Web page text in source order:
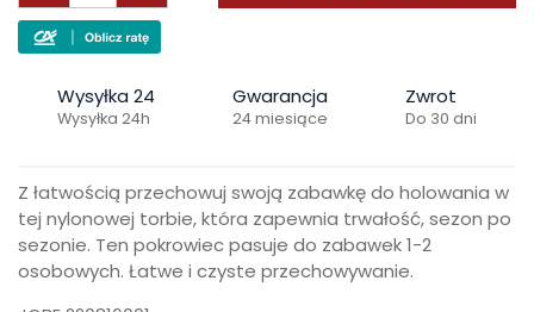
Wysyłka 24
Wysyłka 24h
Gwarancja
24 miesiące
Zwrot
Do 30 dni
Z łatwością przechowuj swoją zabawkę do holowania w
tej nylonowej torbie, która zapewnia trwałość, sezon po
sezonie. Ten pokrowiec pasuje do zabawek 1-2
osobowych. Łatwe i czyste przechowywanie.